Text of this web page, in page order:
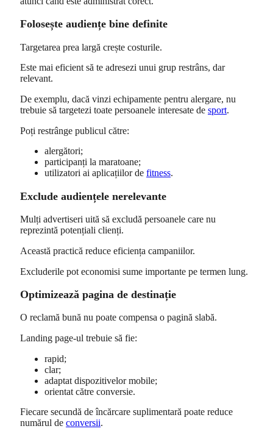
Folosește audiențe bine definite
Targetarea prea largă crește costurile.
Este mai eficient să te adresezi unui grup restrâns, dar
relevant.
De exemplu, dacă vinzi echipamente pentru alergare, nu
trebuie să targetezi toate persoanele interesate de sport.
Poți restrânge publicul către:
alergători;
participanți la maratoane;
utilizatori ai aplicațiilor de fitness.
Exclude audiențele nerelevante
Mulți advertiseri uită să excludă persoanele care nu
reprezintă potențiali clienți.
Această practică reduce eficiența campaniilor.
Excluderile pot economisi sume importante pe termen lung.
Optimizează pagina de destinație
O reclamă bună nu poate compensa o pagină slabă.
Landing page-ul trebuie să fie:
rapid;
clar;
adaptat dispozitivelor mobile;
orientat către conversie.
Fiecare secundă de încărcare suplimentară poate reduce
numărul de conversii.